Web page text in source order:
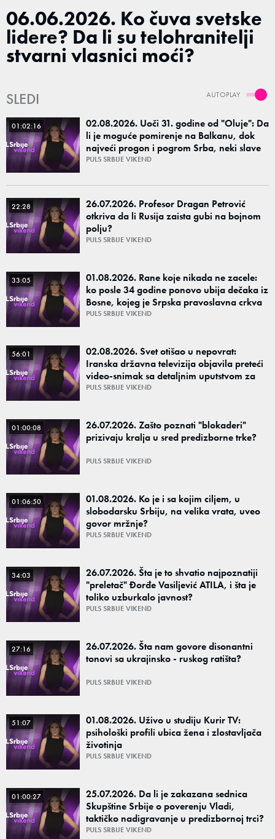
06.06.2026. Ko čuva svetske
lidere? Da li su telohranitelji
stvarni vlasnici moći?
AUTOPLAY
SLEDI
01:02:16
02.08.2026. Uoči 31. godine od "Oluje": Da
li je moguće pomirenje na Balkanu, dok
najveći progon i pogrom Srba, neki slave
kao praznik i nacionalni ponos?
PULS SRBIJE VIKEND
22:28
26.07.2026. Profesor Dragan Petrović
otkriva da li Rusija zaista gubi na bojnom
polju?
PULS SRBIJE VIKEND
33:05
01.08.2026. Rane koje nikada ne zacele:
ko posle 34 godine ponovo ubija dečaka iz
Bosne, kojeg je Srpska pravoslavna crkva
proglasila svetim novomučenikom?
PULS SRBIJE VIKEND
56:01
02.08.2026. Svet otišao u nepovrat:
Iranska državna televizija objavila preteći
video-snimak sa detaljnim uputstvom za
ubistvo Melanije i Barona Trampa?
PULS SRBIJE VIKEND
01:00:08
26.07.2026. Zašto poznati "blokaderi"
prizivaju kralja u sred predizborne trke?
PULS SRBIJE VIKEND
01:06:50
01.08.2026. Ko je i sa kojim ciljem, u
slobodarsku Srbiju, na velika vrata, uveo
govor mržnje?
PULS SRBIJE VIKEND
34:03
26.07.2026. Šta je to shvatio najpoznatiji
"preletač" Đorđe Vasiljević ATILA, i šta je
toliko uzburkalo javnost?
PULS SRBIJE VIKEND
27:16
26.07.2026. Šta nam govore disonantni
tonovi sa ukrajinsko - ruskog ratišta?
PULS SRBIJE VIKEND
51:07
01.08.2026. Uživo u studiju Kurir TV:
psihološki profili ubica žena i zlostavljača
životinja
PULS SRBIJE VIKEND
01:00:27
25.07.2026. Da li je zakazana sednica
Skupštine Srbije o poverenju Vladi,
taktičko nadigravanje u predizbornoj trci?
PULS SRBIJE VIKEND